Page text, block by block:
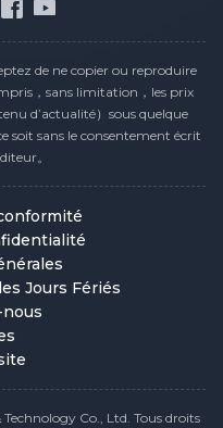
de ne copier ou reproduire
，sans limitation，les prix
d’actualité）sous quelque
soit sans le consentement écrit
。
Jours Fériés
Co., Ltd. Tous droits